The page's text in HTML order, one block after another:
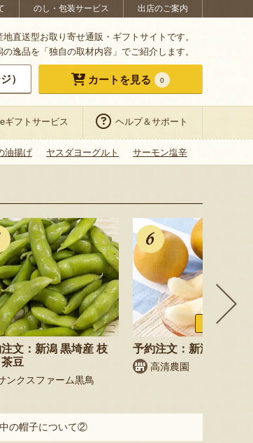
のし・包装サービス 出店のご案内
直送型お取り寄せ通販・ギフトサイトです。
逸品を「独自の取材内容」でご紹介します。
） カートを見る 0
eギフトサービス ヘルプ＆サポート
油揚げ ヤスダヨーグルト サーモン塩辛
文：新潟 黒埼産 枝
豆
ンクスファーム黒鳥
ふるさと納
予約注文：新潟県産 梨
高清農園
の帽子について②